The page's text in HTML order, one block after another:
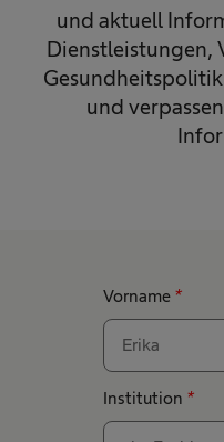
und aktuell
Dienstleistungen,
und
Vorname *
Institution *